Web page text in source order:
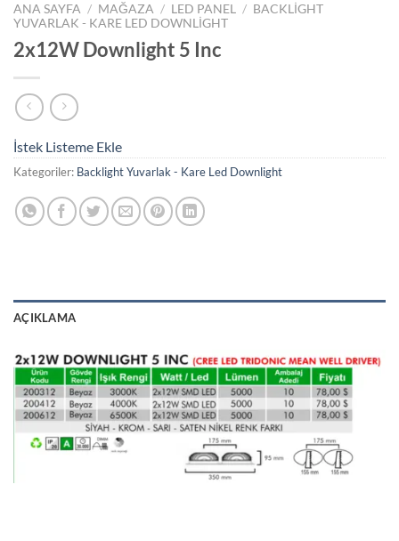
ANA SAYFA / MAĞAZA / LED PANEL / BACKLIGHT
YUVARLAK - KARE LED DOWNLIGHT
2x12W Downlight 5 Inc
İstek Listeme Ekle
Kategoriler: Backlight Yuvarlak - Kare Led Downlight
AÇIKLAMA